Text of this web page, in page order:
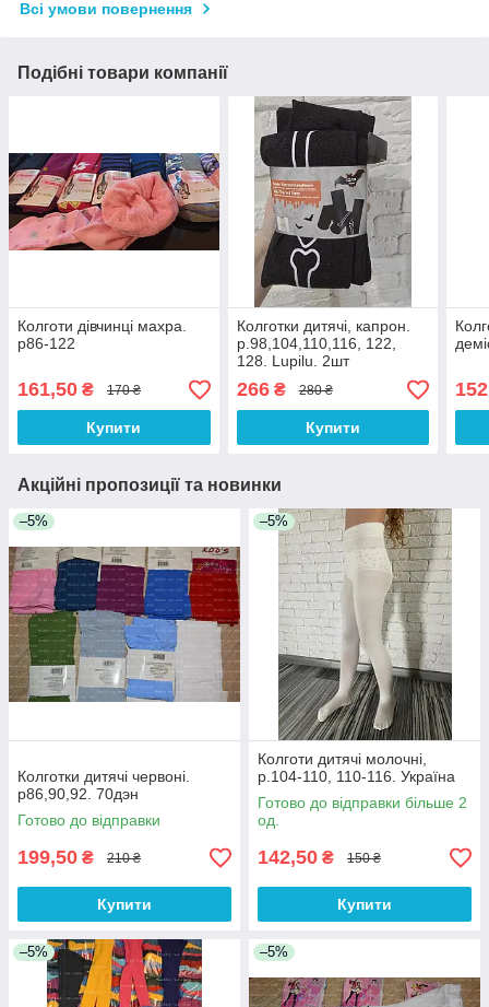
Всі умови повернення
Подібні товари компанії
Колготи дівчинці махра.
р86-122
161,50 ₴ 170 ₴
Купити
Колготки дитячі, капрон.
р.98,104,110,116, 122,
128. Lupilu. 2шт
266₴ 280 ₴
Купити
152
Акційні пропозиції та новинки
–5%
Колготки дитячі червоні.
р86,90,92. 70дэн
Готово до відправки
199,50 ₴ 210 ₴
Купити
–5%
Колготи дитячі молочні,
р.104-110, 110-116. Україна
Готово до відправки більше 2
од.
142,50 ₴ 150 ₴
Купити
–5% –5%